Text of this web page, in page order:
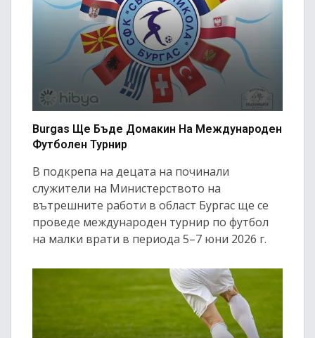
Burgas Ще Бъде Домакин На Международен
Футболен Турнир
В подкрепа на децата на починали
служители на Министерството на
вътрешните работи в област Бургас ще се
проведе международен турнир по футбол
на малки врати в периода 5–7 юни 2026 г.